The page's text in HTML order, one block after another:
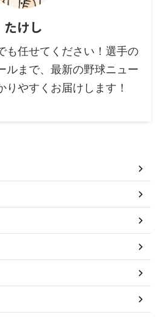
たけし
も任せてください！選手の
ルまで、最新の野球ニュー
りやすくお届けします！